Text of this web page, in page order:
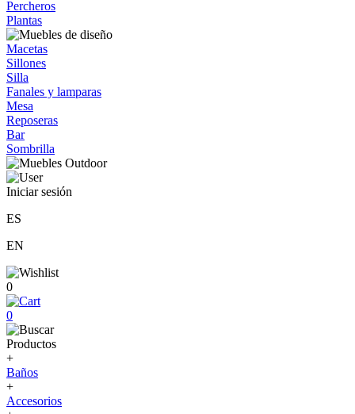
Percheros
Plantas
Macetas
Sillones
Silla
Fanales y lamparas
Mesa
Reposeras
Bar
Sombrilla
Iniciar sesión
ES
EN
0
0
Productos
+
Baños
+
Accesorios